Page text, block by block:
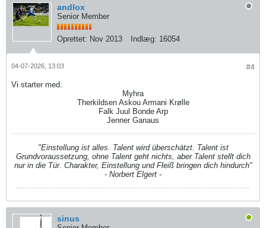
andlox
Senior Member
Oprettet: Nov 2013 Indlæg: 16054
#4
04-07-2026, 13:03
Vi starter med:
Myhra
Therkildsen Askou Armani Krølle
Falk Juul Bonde Arp
​​​​​​​Jenner Ganaus
"Einstellung ist alles. Talent wird überschätzt. Talent ist
Grundvoraussetzung, ohne Talent geht nichts, aber Talent stellt dich
nur in die Tür. Charakter, Einstellung und Fleiß bringen dich hindurch"
- Norbert Elgert -
sinus